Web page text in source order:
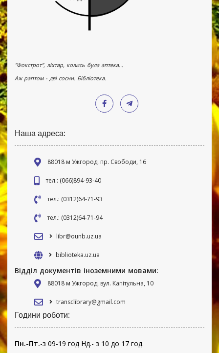
"Фокстрот", ліхтар, колись була аптека...
Аж раптом - дві сосни. Бібліотека.
Наша адреса:
88018 м Ужгород, пр. Свободи, 16
тел.: (066)894-93-40
тел.: (0312)64-71-93
тел.: (0312)64-71-94
libr@ounb.uz.ua
biblioteka.uz.ua
Відділ документів іноземними мовами:
88018 м Ужгород, вул. Капітульна, 10
transclibrary@gmail.com
Години роботи:
Пн.-Пт.-з 09-19 год Нд.- з 10 до 17 год.